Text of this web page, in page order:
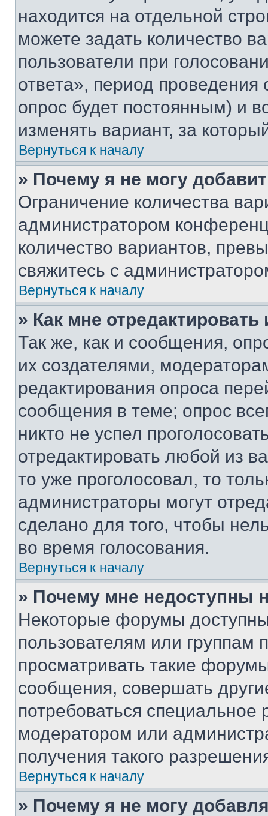
находится на отдельной
можете задать количество
пользователи при
ответа», период проведения
опрос будет постоянным) и
изменять вариант, за
Вернуться к началу
» Почему я не могу
Ограничение количества
администратором
количество вариантов,
свяжитесь с
Вернуться к началу
» Как мне
Так же, как и сообщения,
их создателями,
редактирования опроса
сообщения в теме; опрос
никто не успел
отредактировать любой из
то уже проголосовал, то
администраторы могут
сделано для того, чтобы
во время голосования.
Вернуться к началу
» Почему мне недоступны
Некоторые форумы
пользователям или группам
просматривать такие
сообщения, совершать
потребоваться
модератором или
получения такого
Вернуться к началу
» Почему я не могу